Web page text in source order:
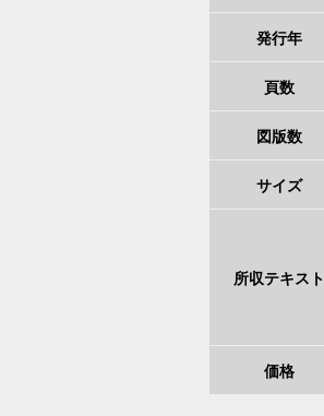
発行年
頁数
図版数
サイズ
所収テキスト
価格